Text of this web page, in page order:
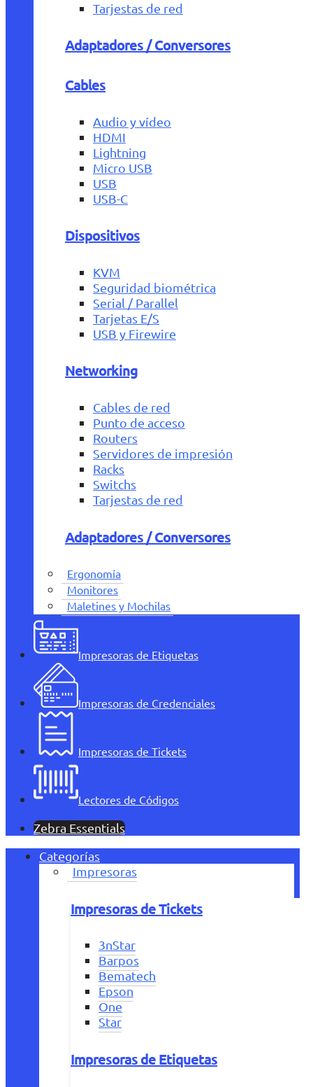
Tarjestas de red
Adaptadores / Conversores
Cables
Audio y vídeo
HDMI
Lightning
Micro USB
USB
USB-C
Dispositivos
KVM
Seguridad biométrica
Serial / Parallel
Tarjetas E/S
USB y Firewire
Networking
Cables de red
Punto de acceso
Routers
Servidores de impresión
Racks
Switchs
Tarjestas de red
Adaptadores / Conversores
Ergonomía
Monitores
Maletines y Mochilas
Impresoras de Etiquetas
Impresoras de Credenciales
Impresoras de Tickets
Lectores de Códigos
Zebra Essentials
Categorías
Impresoras
Impresoras de Tickets
3nStar
Barpos
Bematech
Epson
One
Star
Impresoras de Etiquetas